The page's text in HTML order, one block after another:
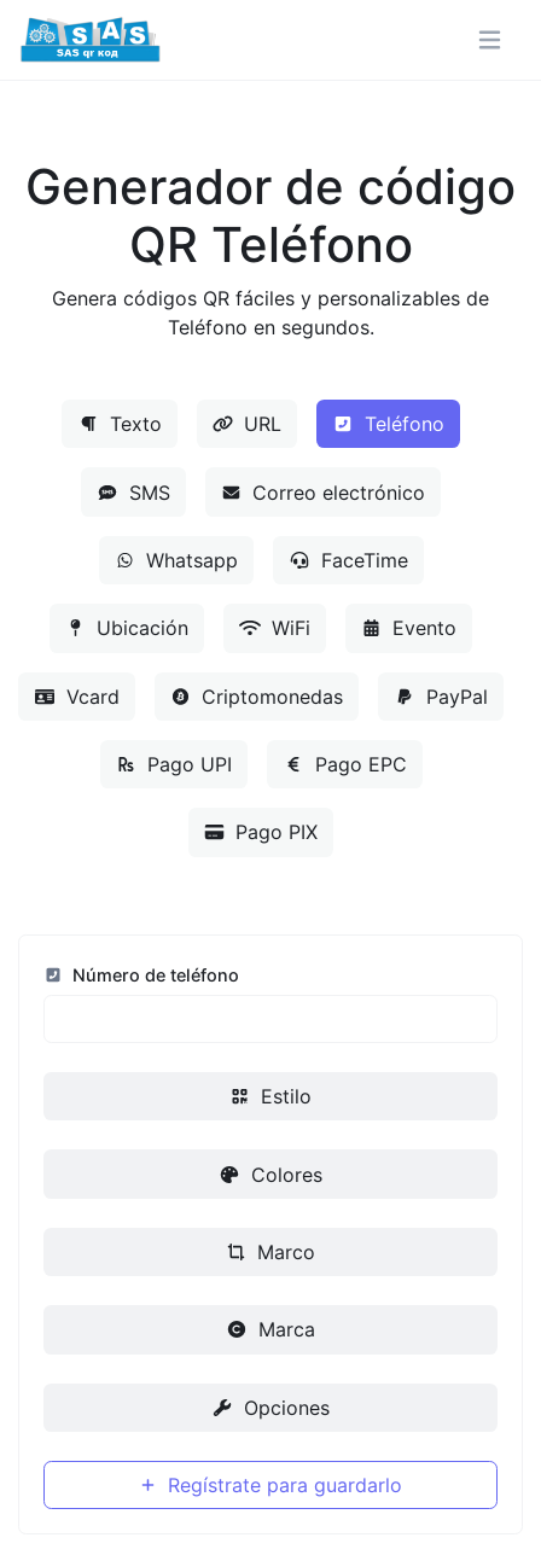
Generador de código
QR Teléfono
Genera códigos QR fáciles y personalizables de
Teléfono en segundos.
Texto URL Teléfono
SMS Correo electrónico
Whatsapp FaceTime
Ubicación WiFi Evento
Vcard Criptomonedas PayPal
Pago UPI Pago EPC
Pago PIX
Número de teléfono
Estilo
Colores
Marco
Marca
Opciones
Regístrate para guardarlo